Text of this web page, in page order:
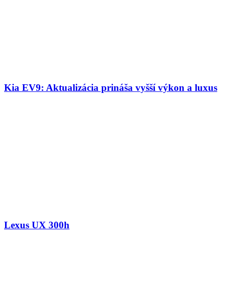
Kia EV9: Aktualizácia prináša vyšší výkon a luxus
Lexus UX 300h